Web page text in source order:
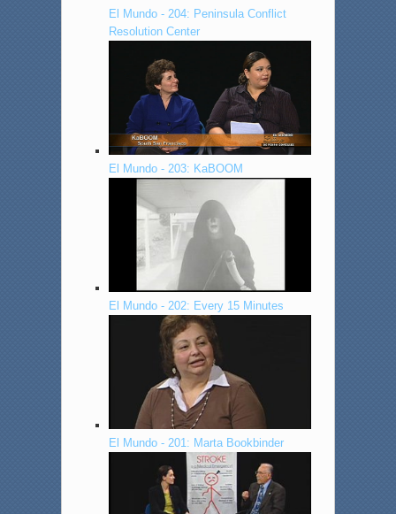
El Mundo - 204: Peninsula Conflict
Resolution Center
El Mundo - 203: KaBOOM
El Mundo - 202: Every 15 Minutes
El Mundo - 201: Marta Bookbinder